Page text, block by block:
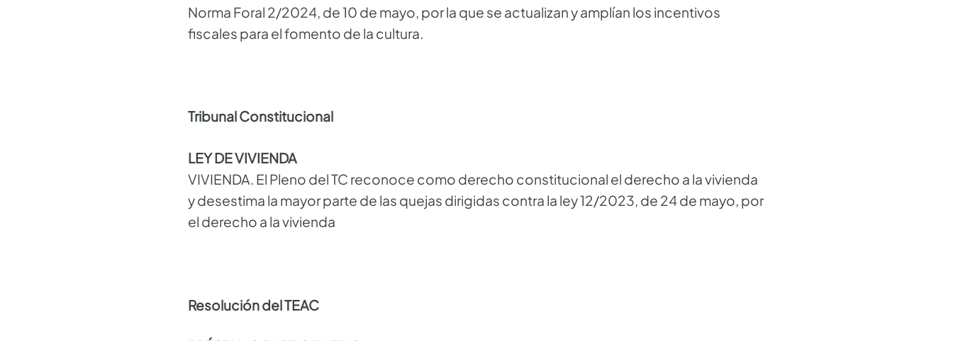
Norma Foral 2/2024, de 10 de mayo, por la que se actualizan y amplían los incentivos
fiscales para el fomento de la cultura.
Tribunal Constitucional
LEY DE VIVIENDA
VIVIENDA. El Pleno del TC reconoce como derecho constitucional el derecho a la vivienda
y desestima la mayor parte de las quejas dirigidas contra la ley 12/2023, de 24 de mayo, por
el derecho a la vivienda
Resolución del TEAC